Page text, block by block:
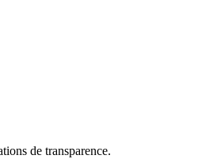
de transparence.